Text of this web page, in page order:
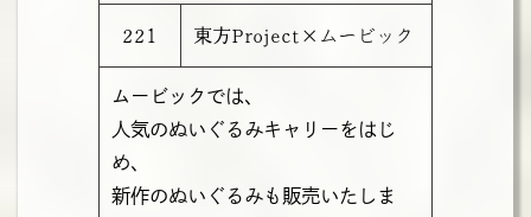
221 東方Project×ムービック
ムービックでは、
人気のぬいぐるみキャリーをはじ
め、
新作のぬいぐるみも販売いたしま